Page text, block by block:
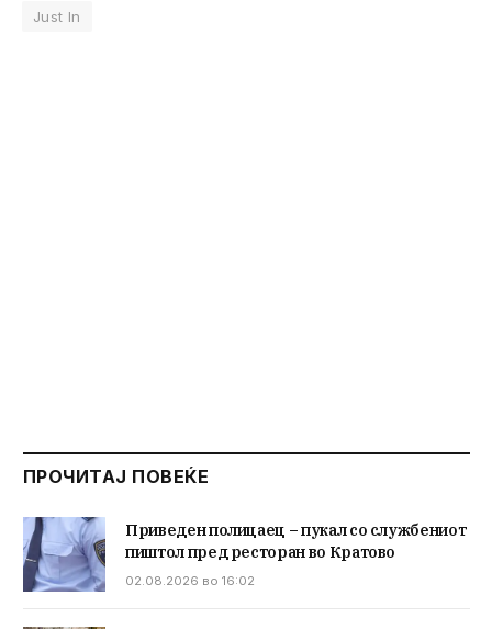
Just In
ПРОЧИТАЈ ПОВЕЌЕ
Приведен полицаец – пукал со службениот
пиштол пред ресторан во Кратово
02.08.2026 во 16:02